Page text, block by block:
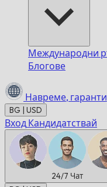
Международни
Блогове
Навреме,
BG | USD
Вход Кандидатствай
24/7 Чат